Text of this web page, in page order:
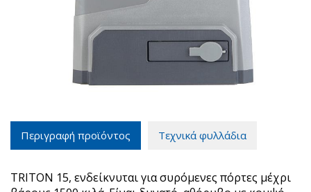
Περιγραφή προϊόντος Τεχνικά φυλλάδια
TRITON 15, ενδείκνυται για συρόμενες πόρτες μέχρι